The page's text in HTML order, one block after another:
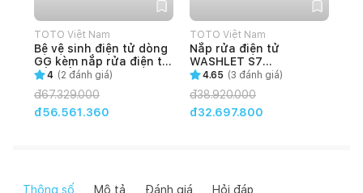
TOTO Việt Nam
Bệ vệ sinh điện tử dòng
GG kèm nắp rửa điện tử
bồn cầu
C971/TCF9433A
4 (2 đánh giá)
đ67.329.000
đ56.561.360
TOTO Việt Nam
Nắp rửa điện tử
WASHLET S7
(TCF4911Z)
4.65 (3 đánh giá)
đ38.920.000
đ32.697.800
Thông số Mô tả Đánh giá Hỏi đáp